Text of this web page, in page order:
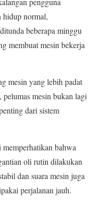
hidup normal,
beberapa minggu
membuat mesin bekerja
mesin yang lebih padat
mesin bukan lagi
dari sistem
bahwa
oli rutin dilakukan
dan suara mesin juga
perjalanan jauh.